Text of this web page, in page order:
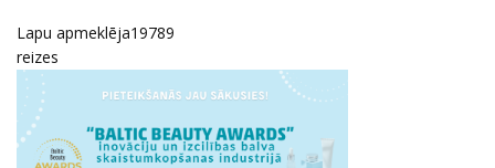
Lapu apmeklēja19789
reizes